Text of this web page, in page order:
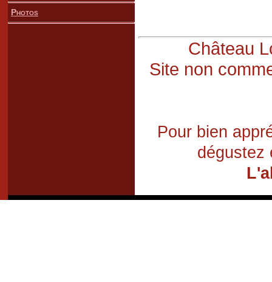
Photos
Château
Site non
Pour bien
dégustez